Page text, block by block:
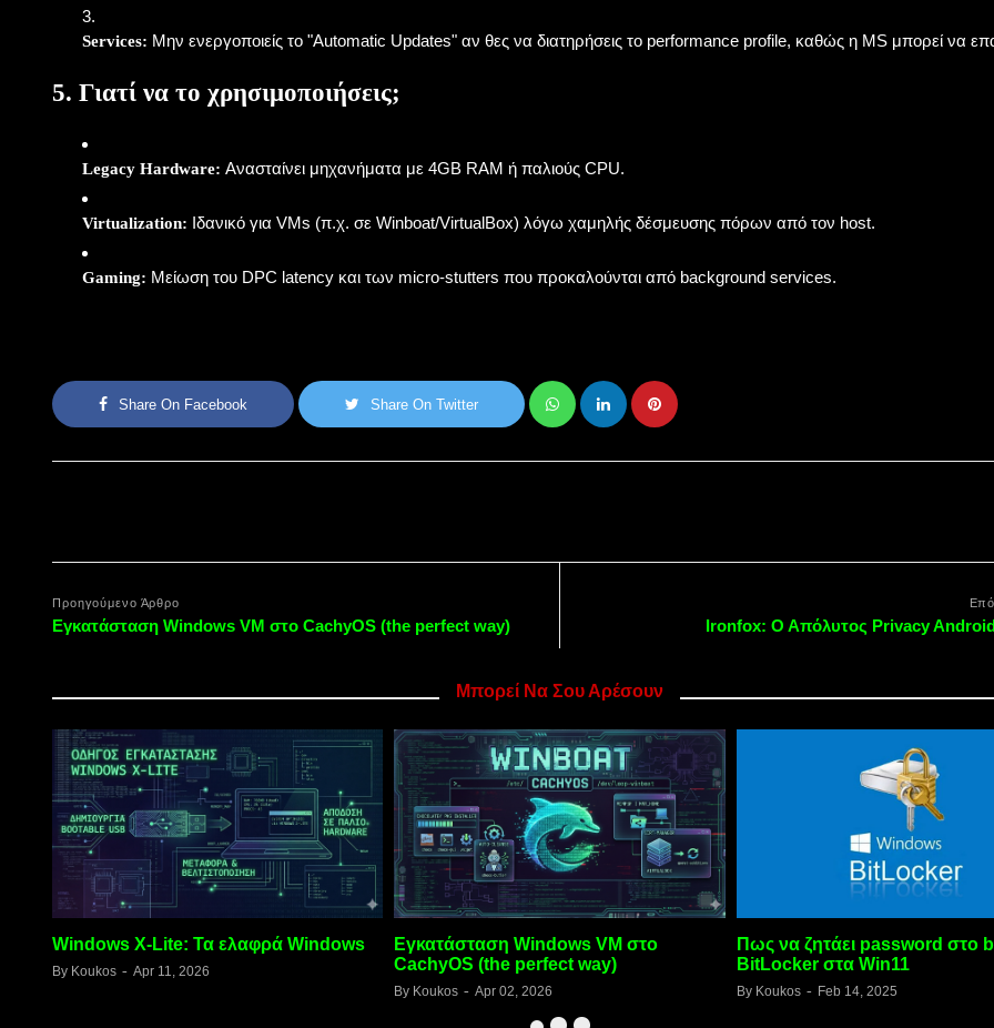
Services: Μην ενεργοποιείς το "Automatic Updates" αν θες να διατηρήσεις το performance profile, καθώς η MS μπορεί να
5. Γιατί να το χρησιμοποιήσεις;
Legacy Hardware: Ανασταίνει μηχανήματα με 4GB RAM ή παλιούς CPU.
Virtualization: Ιδανικό για VMs (π.χ. σε Winboat/VirtualBox) λόγω χαμηλής δέσμευσης πόρων από τον host.
Gaming: Μείωση του DPC latency και των micro-stutters που προκαλούνται από background services.
Share On Facebook Share On Twitter
Προηγούμενο Άρθρο
Εγκατάσταση Windows VM στο CachyOS (the perfect way) Ironfox: Ο Απόλυτος Privacy
Μπορεί Να Σου Αρέσουν
Εγκατάσταση Windows VM στο
CachyOS (the perfect way)
Πως να ζητάει password στο boot το
BitLocker στα Win11
By Koukos Feb 14, 2025
Πως να ενεργοποιηθεί το
στην εκκίνηση των Windows 10
ByKoukos Jan 07, 2021